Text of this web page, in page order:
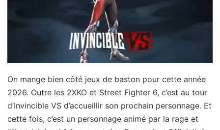
On mange bien côté jeux de baston pour cette année
2026. Outre les 2XKO et Street Fighter 6, c’est au tour
d’Invincible VS d’accueillir son prochain personnage. Et
cette fois, c’est un personnage animé par la rage et